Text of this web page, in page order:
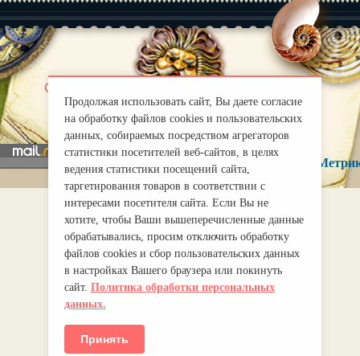
О нас
mirprognoz@mail.ru
Продолжая использовать сайт, Вы даете согласие
на обработку файлов cookies и пользовательских
данных, собираемых посредством агрегаторов
статистики посетителей веб-сайтов, в целях
ведения статистики посещений сайта,
таргетирования товаров в соответствии с
интересами посетителя сайта. Если Вы не
хотите, чтобы Ваши вышеперечисленные данные
обрабатывались, просим отключить обработку
файлов cookies и сбор пользовательских данных
в настройках Вашего браузера или покинуть
сайт. Политика обработки персональных
данных.
Принять